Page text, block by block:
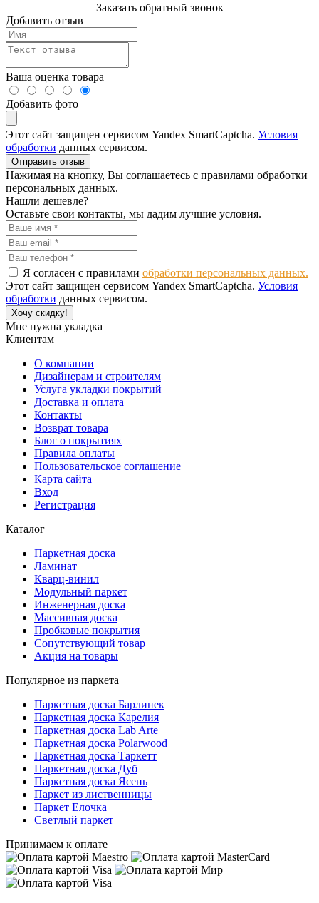
Заказать обратный звонок
Добавить отзыв
Ваша оценка товара
Добавить фото
Этот сайт защищен сервисом Yandex SmartCaptcha. Условия
обработки данных сервисом.
Отправить отзыв
Нажимая на кнопку, Вы соглашаетесь с правилами обработки
персональных данных.
Нашли дешевле?
Оставьте свои контакты, мы дадим лучшие условия.
Я согласен с правилами обработки персональных данных.
Этот сайт защищен сервисом Yandex SmartCaptcha. Условия
обработки данных сервисом.
Хочу скидку!
Мне нужна укладка
Клиентам
О компании
Дизайнерам и строителям
Услуга укладки покрытий
Доставка и оплата
Контакты
Возврат товара
Блог о покрытиях
Правила оплаты
Пользовательское соглашение
Карта сайта
Вход
Регистрация
Каталог
Паркетная доска
Ламинат
Кварц-винил
Модульный паркет
Инженерная доска
Массивная доска
Пробковые покрытия
Сопутствующий товар
Акция на товары
Популярное из паркета
Паркетная доска Барлинек
Паркетная доска Карелия
Паркетная доска Lab Arte
Паркетная доска Polarwood
Паркетная доска Таркетт
Паркетная доска Дуб
Паркетная доска Ясень
Паркет из лиственницы
Паркет Елочка
Светлый паркет
Принимаем к оплате